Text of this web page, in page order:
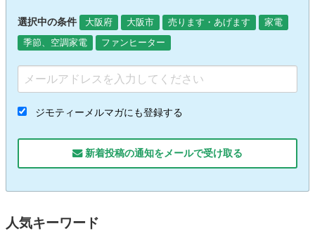
選択中の条件 大阪府 大阪市 売ります・あげます
家電
季節、空調家電
ファンヒーター
ジモティーメルマガにも登録する
新着投稿の通知をメールで受け取る
人気キーワード